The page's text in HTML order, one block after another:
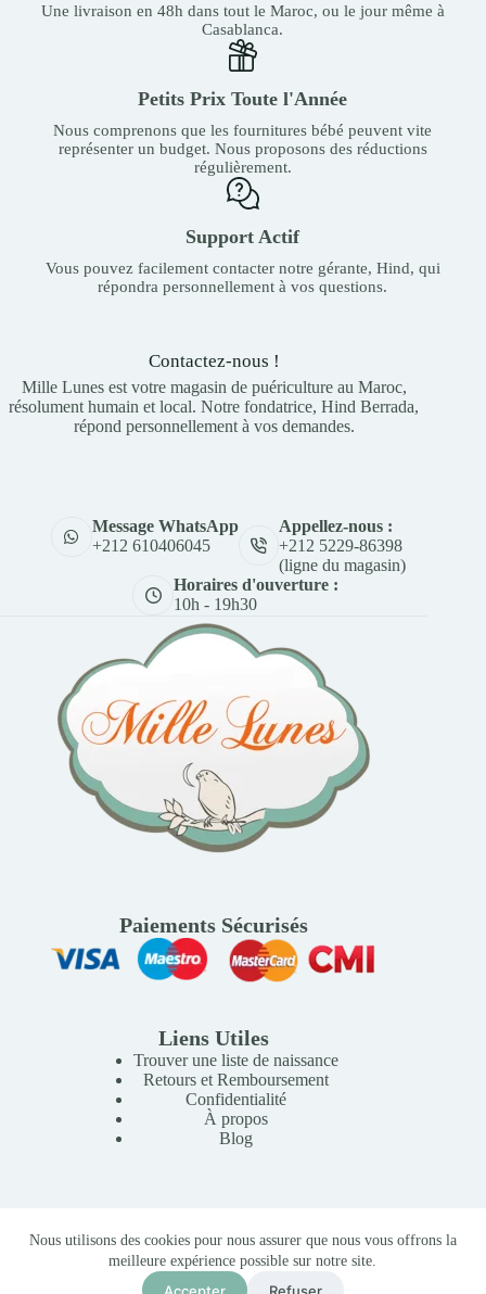
Nous utilisons des cookies pour nous assurer que nous vous offrons la
meilleure expérience possible sur notre site.
Accepter Refuser
Une livraison en 48h dans tout le Maroc, ou le jour même à
Casablanca.
Petits Prix Toute l'Année
Nous comprenons que les fournitures bébé peuvent vite
représenter un budget. Nous proposons des réductions
régulièrement.
Support Actif
Vous pouvez facilement contacter notre gérante, Hind, qui
répondra personnellement à vos questions.
Contactez-nous !
Mille Lunes est votre magasin de puériculture au Maroc,
résolument humain et local. Notre fondatrice, Hind Berrada,
répond personnellement à vos demandes.
Message WhatsApp
+212 610406045
Appellez-nous :
+212 5229-86398
(ligne du magasin)
Horaires d'ouverture :
10h - 19h30
Paiements Sécurisés
Liens Utiles
Trouver une liste de naissance
Retours et Remboursement
Confidentialité
À propos
Blog
Copyright © 2026 Mille Lunes - Création du site :
Baptiste
-Conditions Générales de Vente
Tapis d’eau Sirène